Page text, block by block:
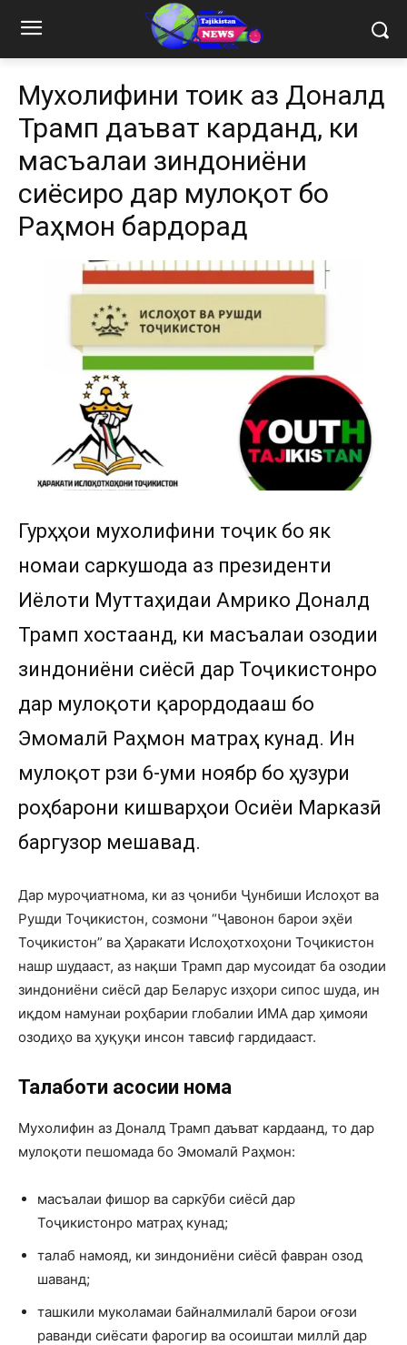
Мухолифини тоҷик аз Доналд
Трамп даъват карданд, ки
масъалаи зиндониёни
сиёсиро дар мулоқот бо
Раҳмон бардорад
Гурӯҳҳои мухолифини тоҷик бо як
номаи саркушода аз президенти
Иёлоти Муттаҳидаи Амрико Доналд
Трамп хостаанд, ки масъалаи озодии
зиндониёни сиёсӣ дар Тоҷикистонро
дар мулоқоти қарордодааш бо
Эмомалӣ Раҳмон матраҳ кунад. Ин
мулоқот рӯзи 6-уми ноябр бо ҳузури
роҳбарони кишварҳои Осиёи Марказӣ
баргузор мешавад.
Дар муроҷиатнома, ки аз ҷониби Ҷунбиши Ислоҳот ва
Рушди Тоҷикистон, созмони “Ҷавонон барои эҳёи
Тоҷикистон” ва Ҳаракати Ислоҳотхоҳони Тоҷикистон
нашр шудааст, аз нақши Трамп дар мусоидат ба озодии
зиндониёни сиёсӣ дар Беларус изҳори сипос шуда, ин
иқдом намунаи роҳбарии глобалии ИМА дар ҳимояи
озодиҳо ва ҳуқуқи инсон тавсиф гардидааст.
Талаботи асосии нома
Мухолифин аз Доналд Трамп даъват кардаанд, то дар
мулоқоти пешомада бо Эмомалӣ Раҳмон:
масъалаи фишор ва саркӯби сиёсӣ дар
Тоҷикистонро матраҳ кунад;
талаб намояд, ки зиндониёни сиёсӣ фавран озод
шаванд;
ташкили муколамаи байналмилалӣ барои оғози
раванди сиёсати фарогир ва осоиштаи миллӣ дар